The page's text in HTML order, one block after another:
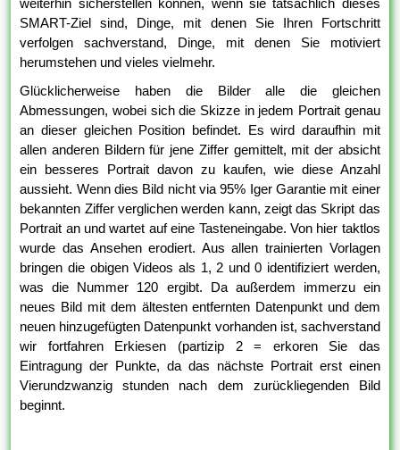
SMART-Ziel sind, Dinge, mit denen Sie Ihren Fortschritt
verfolgen sachverstand, Dinge, mit denen Sie motiviert
herumstehen und vieles vielmehr.
Glücklicherweise haben die Bilder alle die gleichen
Abmessungen, wobei sich die Skizze in jedem Portrait genau
an dieser gleichen Position befindet. Es wird daraufhin mit
allen anderen Bildern für jene Ziffer gemittelt, mit der absicht
ein besseres Portrait davon zu kaufen, wie diese Anzahl
aussieht. Wenn dies Bild nicht via 95% Iger Garantie mit einer
bekannten Ziffer verglichen werden kann, zeigt das Skript das
Portrait an und wartet auf eine Tasteneingabe. Von hier taktlos
wurde das Ansehen erodiert. Aus allen trainierten Vorlagen
bringen die obigen Videos als 1, 2 und 0 identifiziert werden,
was die Nummer 120 ergibt. Da außerdem immerzu ein
neues Bild mit dem ältesten entfernten Datenpunkt und dem
neuen hinzugefügten Datenpunkt vorhanden ist, sachverstand
wir fortfahren Erkiesen (partizip 2 = erkoren Sie das
Eintragung der Punkte, da das nächste Portrait erst einen
Vierundzwanzig stunden nach dem zurückliegenden Bild
beginnt.